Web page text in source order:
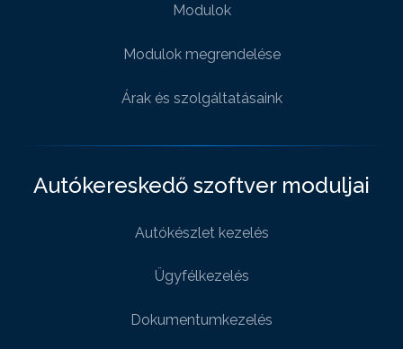
Modulok
Modulok megrendelése
Árak és szolgáltatásaink
Autókereskedő szoftver moduljai
Autókészlet kezelés
Ügyfélkezelés
Dokumentumkezelés